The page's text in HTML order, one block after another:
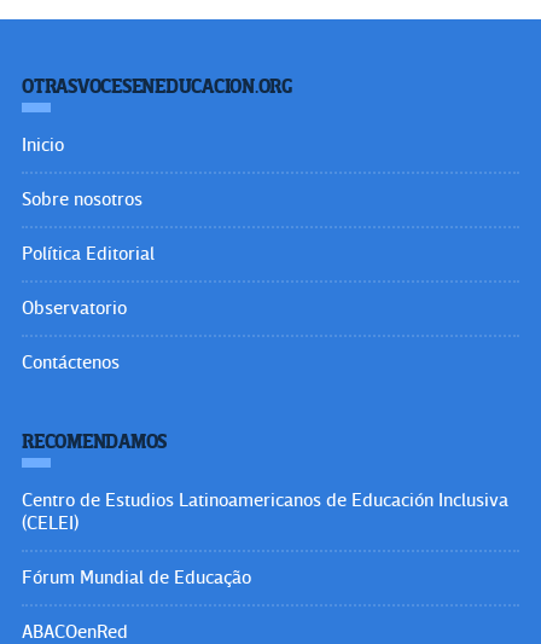
OTRASVOCESENEDUCACION.ORG
Inicio
Sobre nosotros
Política Editorial
Observatorio
Contáctenos
RECOMENDAMOS
Centro de Estudios Latinoamericanos de Educación Inclusiva
(CELEI)
Fórum Mundial de Educação
ABACOenRed